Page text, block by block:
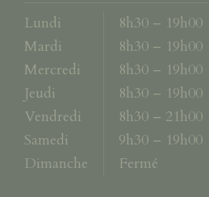
Lundi
8h30 – 19h00
Mardi
8h30 – 19h00
Mercredi
8h30 – 19h00
Jeudi
8h30 – 19h00
Vendredi
8h30 – 21h00
Samedi
9h30 – 19h00
Dimanche
Fermé